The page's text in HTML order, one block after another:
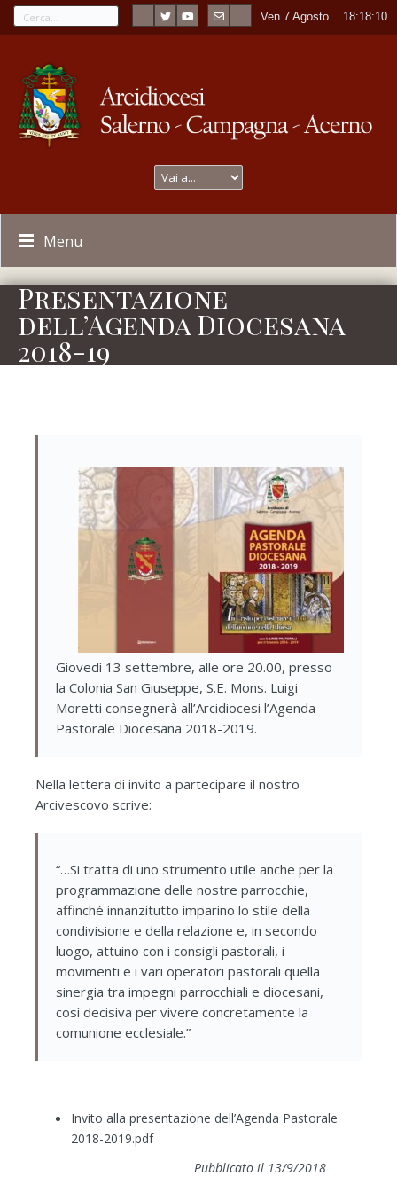
Ven 7 Agosto 18:18:10
Menu
Presentazione
dell’Agenda Diocesana
2018-19
Giovedì 13 settembre, alle ore 20.00, presso
la Colonia San Giuseppe, S.E. Mons. Luigi
Moretti consegnerà all’Arcidiocesi l’Agenda
Pastorale Diocesana 2018-2019.
Nella lettera di invito a partecipare il nostro
Arcivescovo scrive:
“…Si tratta di uno strumento utile anche per la
programmazione delle nostre parrocchie,
affinché innanzitutto imparino lo stile della
condivisione e della relazione e, in secondo
luogo, attuino con i consigli pastorali, i
movimenti e i vari operatori pastorali quella
sinergia tra impegni parrocchiali e diocesani,
così decisiva per vivere concretamente la
comunione ecclesiale.”
Invito alla presentazione dell’Agenda Pastorale
2018-2019.pdf
Pubblicato il 13/9/2018